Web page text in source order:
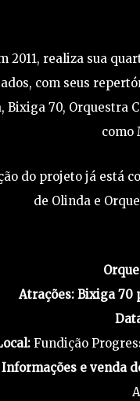
2011, realiza sua
com seus
Bixiga 70, Orquestra
como
do projeto já está
de Olinda e
Atrações: Bixiga 70
Fundição
Informações e venda